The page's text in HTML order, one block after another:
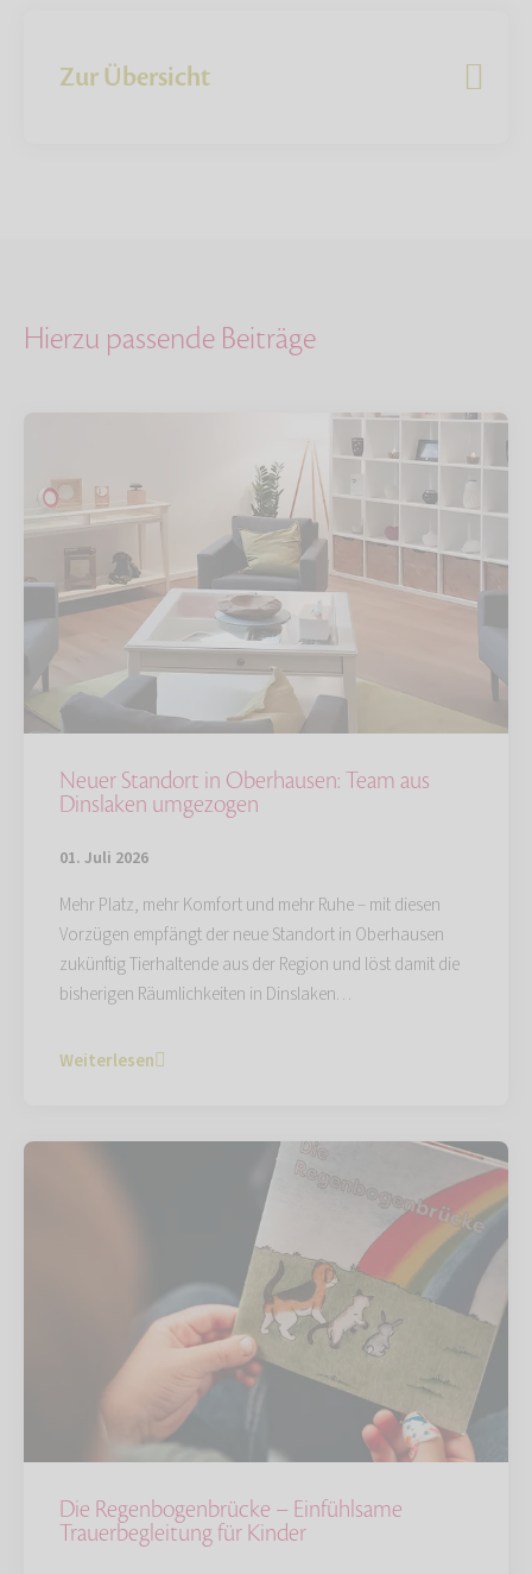
Zur Übersicht
Hierzu passende Beiträge
Neuer Standort in Oberhausen: Team aus
Dinslaken umgezogen
01. Juli 2026
Mehr Platz, mehr Komfort und mehr Ruhe – mit diesen
Vorzügen empfängt der neue Standort in Oberhausen
zukünftig Tierhaltende aus der Region und löst damit die
bisherigen Räumlichkeiten in Dinslaken…
Weiterlesen
Die Regenbogenbrücke – Einfühlsame
Trauerbegleitung für Kinder